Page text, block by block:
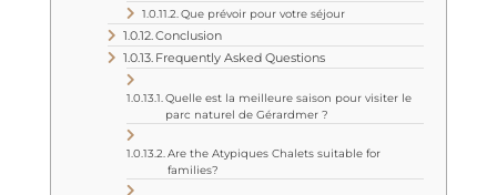
Que prévoir pour votre séjour
Conclusion
Frequently Asked Questions
Quelle est la meilleure saison pour visiter le
parc naturel de Gérardmer ?
Are the Atypiques Chalets suitable for
families?